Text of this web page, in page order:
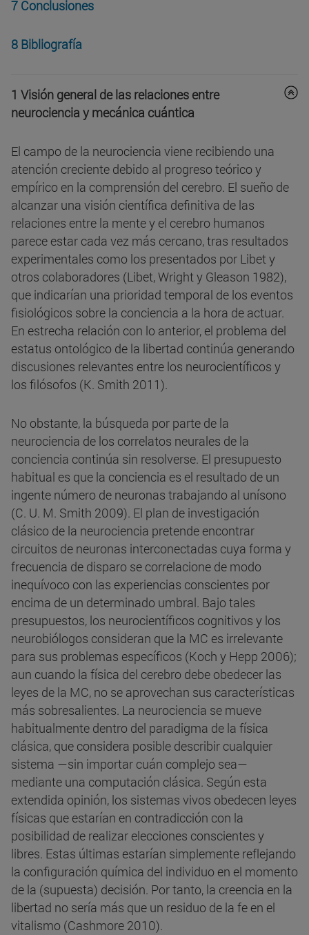
7 Conclusiones
8 Bibliografía
1 Visión general de las relaciones entre
neurociencia y mecánica cuántica
El campo de la neurociencia viene recibiendo una
atención creciente debido al progreso teórico y
empírico en la comprensión del cerebro. El sueño de
alcanzar una visión científica definitiva de las
relaciones entre la mente y el cerebro humanos
parece estar cada vez más cercano, tras resultados
experimentales como los presentados por Libet y
otros colaboradores (Libet, Wright y Gleason 1982),
que indicarían una prioridad temporal de los eventos
fisiológicos sobre la conciencia a la hora de actuar.
En estrecha relación con lo anterior, el problema del
estatus ontológico de la libertad continúa generando
discusiones relevantes entre los neurocientíficos y
los filósofos (K. Smith 2011).
No obstante, la búsqueda por parte de la
neurociencia de los correlatos neurales de la
conciencia continúa sin resolverse. El presupuesto
habitual es que la conciencia es el resultado de un
ingente número de neuronas trabajando al unísono
(C. U. M. Smith 2009). El plan de investigación
clásico de la neurociencia pretende encontrar
circuitos de neuronas interconectadas cuya forma y
frecuencia de disparo se correlacione de modo
inequívoco con las experiencias conscientes por
encima de un determinado umbral. Bajo tales
presupuestos, los neurocientíficos cognitivos y los
neurobiólogos consideran que la MC es irrelevante
para sus problemas específicos (Koch y Hepp 2006);
aun cuando la física del cerebro debe obedecer las
leyes de la MC, no se aprovechan sus características
más sobresalientes. La neurociencia se mueve
habitualmente dentro del paradigma de la física
clásica, que considera posible describir cualquier
sistema —sin importar cuán complejo sea—
mediante una computación clásica. Según esta
extendida opinión, los sistemas vivos obedecen leyes
físicas que estarían en contradicción con la
posibilidad de realizar elecciones conscientes y
libres. Estas últimas estarían simplemente reflejando
la configuración química del individuo en el momento
de la (supuesta) decisión. Por tanto, la creencia en la
libertad no sería más que un residuo de la fe en el
vitalismo (Cashmore 2010).